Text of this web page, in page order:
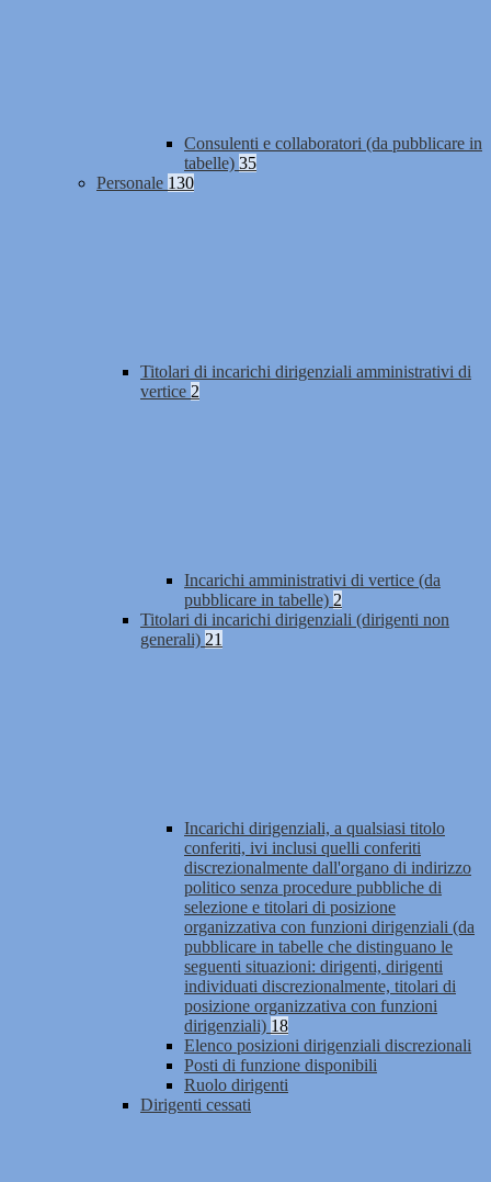
Consulenti e collaboratori (da pubblicare in
tabelle) 35
Personale 130
Titolari di incarichi dirigenziali amministrativi di
vertice 2
Incarichi amministrativi di vertice (da
pubblicare in tabelle) 2
Titolari di incarichi dirigenziali (dirigenti non
generali) 21
Incarichi dirigenziali, a qualsiasi titolo
conferiti, ivi inclusi quelli conferiti
discrezionalmente dall'organo di indirizzo
politico senza procedure pubbliche di
selezione e titolari di posizione
organizzativa con funzioni dirigenziali (da
pubblicare in tabelle che distinguano le
seguenti situazioni: dirigenti, dirigenti
individuati discrezionalmente, titolari di
posizione organizzativa con funzioni
dirigenziali) 18
Elenco posizioni dirigenziali discrezionali
Posti di funzione disponibili
Ruolo dirigenti
Dirigenti cessati